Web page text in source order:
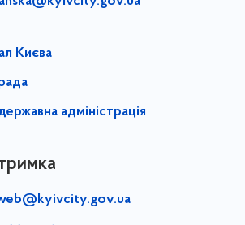
Києва
адміністрація